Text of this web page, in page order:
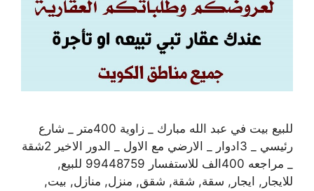
للبيع بيت في عبد الله مبارك _ زاوية 400متر _ شارع
رئيسي _ 3ادوار _ الارضي مع الاول _ الدور الاخير 2شقة
_ مراجعه 400الف للاستفسار 99448759 للبيع,
للايجار, ايجار, سقة, شقة, شقق, منزل, منازل, بيت,